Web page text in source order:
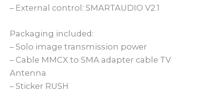
– External control: SMARTAUDIO V2.1
Packaging included:
– Solo image transmission power
– Cable MMCX to SMA adapter cable TV
Antenna
– Sticker RUSH